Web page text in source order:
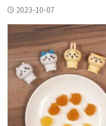
2023-10-07